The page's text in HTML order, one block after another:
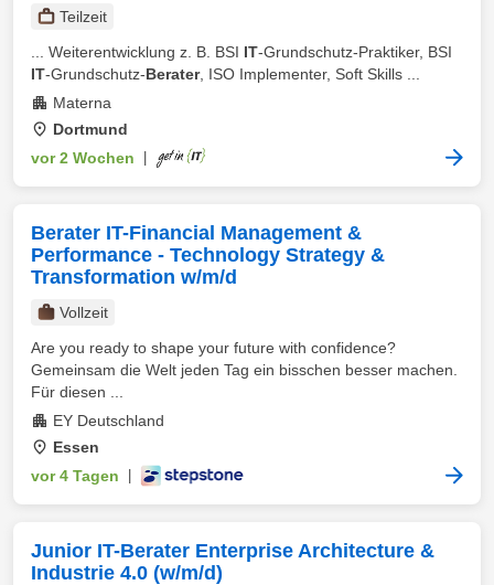
Teilzeit
... Weiterentwicklung z. B. BSI IT-Grundschutz-Praktiker, BSI
IT-Grundschutz-Berater, ISO Implementer, Soft Skills ...
Materna
Dortmund
vor 2 Wochen
Berater IT-Financial Management &
Performance - Technology Strategy &
Transformation w/m/d
Vollzeit
Are you ready to shape your future with confidence?
Gemeinsam die Welt jeden Tag ein bisschen besser machen.
Für diesen ...
EY Deutschland
Essen
vor 4 Tagen
Junior IT-Berater Enterprise Architecture &
Industrie 4.0 (w/m/d)